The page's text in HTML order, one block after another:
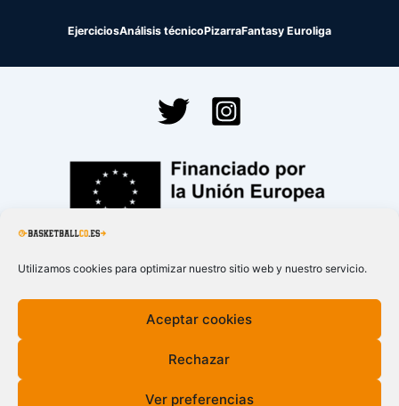
Utilizamos cookies para optimizar nuestro sitio web y nuestro servicio.
Aceptar cookies
Rechazar
Ver preferencias
EjerciciosAnálisis técnicoPizarraFantasy Euroliga
Financiado por la Unión Europea – NextGenerationEU